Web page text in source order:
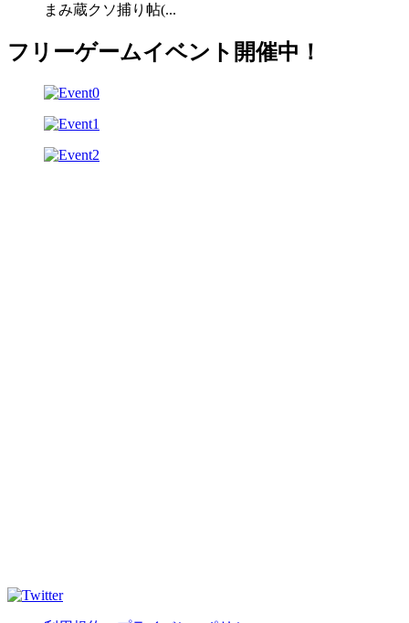
まみ蔵クソ捕り帖(...
フリーゲームイベント開催中！